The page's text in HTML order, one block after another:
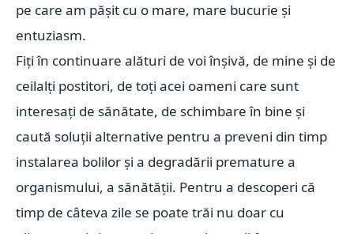
pe care am pășit cu o mare, mare bucurie și
entuziasm.
Fiți în continuare alături de voi înșivă, de mine și de
ceilalți postitori, de toți acei oameni care sunt
interesați de sănătate, de schimbare în bine și
caută soluții alternative pentru a preveni din timp
instalarea bolilor și a degradării premature a
organismului, a sănătății. Pentru a descoperi că
timp de câteva zile se poate trăi nu doar cu